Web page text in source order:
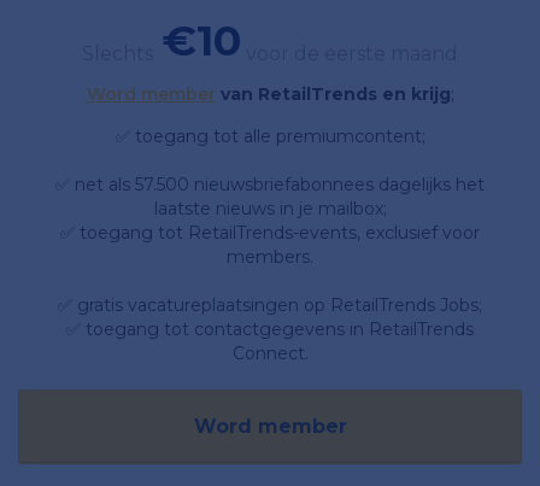
€10
Word member van RetailTrends en krijg;
✅ toegang tot alle premiumcontent;
✅ net als 57.500 nieuwsbriefabonnees dagelijks het
laatste nieuws in je mailbox;
✅ toegang tot RetailTrends-events, exclusief voor
members.
✅ gratis vacatureplaatsingen op RetailTrends Jobs;
✅ toegang tot contactgegevens in RetailTrends
Connect.
Word member